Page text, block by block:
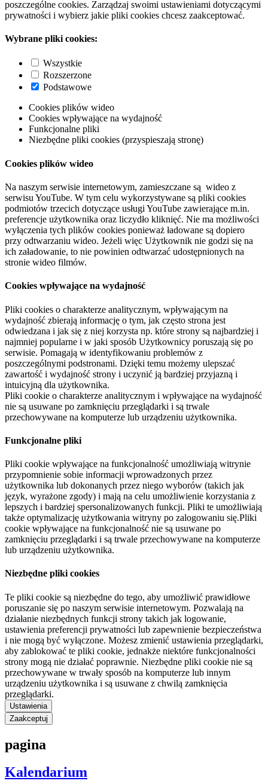
poszczególne cookies. Zarządzaj swoimi ustawieniami dotyczącymi
prywatności i wybierz jakie pliki cookies chcesz zaakceptować.
Wybrane pliki cookies:
Wszystkie
Rozszerzone
Podstawowe
Cookies plików wideo
Cookies wpływające na wydajność
Funkcjonalne pliki
Niezbędne pliki cookies (przyspieszają stronę)
Cookies plików wideo
Na naszym serwisie internetowym, zamieszczane są wideo z
serwisu YouTube. W tym celu wykorzystywane są pliki cookies
podmiotów trzecich dotyczące usługi YouTube zawierające m.in.
preferencje użytkownika oraz liczydło kliknięć. Nie ma możliwości
wyłączenia tych plików cookies ponieważ ładowane są dopiero
przy odtwarzaniu wideo. Jeżeli więc Użytkownik nie godzi się na
ich załadowanie, to nie powinien odtwarzać udostępnionych na
stronie wideo filmów.
Cookies wpływające na wydajność
Pliki cookies o charakterze analitycznym, wpływającym na
wydajność zbierają informację o tym, jak często strona jest
odwiedzana i jak się z niej korzysta np. które strony są najbardziej i
najmniej popularne i w jaki sposób Użytkownicy poruszają się po
serwisie. Pomagają w identyfikowaniu problemów z
poszczególnymi podstronami. Dzięki temu możemy ulepszać
zawartość i wydajność strony i uczynić ją bardziej przyjazną i
intuicyjną dla użytkownika.
Pliki cookie o charakterze analitycznym i wpływające na wydajność
nie są usuwane po zamknięciu przeglądarki i są trwale
przechowywane na komputerze lub urządzeniu użytkownika.
Funkcjonalne pliki
Pliki cookie wpływające na funkcjonalność umożliwiają witrynie
przypomnienie sobie informacji wprowadzonych przez
użytkownika lub dokonanych przez niego wyborów (takich jak
język, wyrażone zgody) i mają na celu umożliwienie korzystania z
lepszych i bardziej spersonalizowanych funkcji. Pliki te umożliwiają
także optymalizację użytkowania witryny po zalogowaniu się.Pliki
cookie wpływające na funkcjonalność nie są usuwane po
zamknięciu przeglądarki i są trwale przechowywane na komputerze
lub urządzeniu użytkownika.
Niezbędne pliki cookies
Te pliki cookie są niezbędne do tego, aby umożliwić prawidłowe
poruszanie się po naszym serwisie internetowym. Pozwalają na
działanie niezbędnych funkcji strony takich jak logowanie,
ustawienia preferencji prywatności lub zapewnienie bezpieczeństwa
i nie mogą być wyłączone. Możesz zmienić ustawienia przeglądarki,
aby zablokować te pliki cookie, jednakże niektóre funkcjonalności
strony mogą nie działać poprawnie. Niezbędne pliki cookie nie są
przechowywane w trwały sposób na komputerze lub innym
urządzeniu użytkownika i są usuwane z chwilą zamknięcia
przeglądarki.
Ustawienia
Zaakceptuj
pagina
Kalendarium